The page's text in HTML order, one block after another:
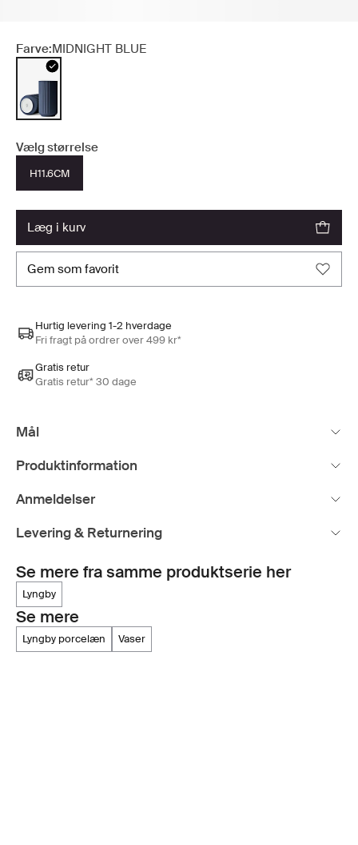
Farve:MIDNIGHT BLUE
Vælg størrelse
H11.6CM
læg i kurv
gem som favorit
Hurtig levering 1-2 hverdage
Fri fragt på ordrer over 499 kr*
Gratis retur
Gratis retur* 30 dage
Mål
Produktinformation
Anmeldelser
Levering & Returnering
Se mere fra samme produktserie her
lyngby
Se mere
lyngby porcelæn vaser